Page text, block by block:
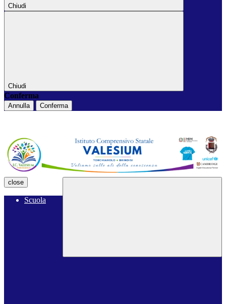
Chiudi
Chiudi
Conferma
Annulla Conferma
close
Scuola